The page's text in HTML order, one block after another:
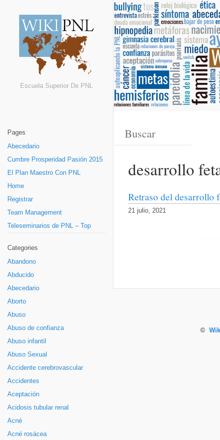
Escuela Superior De PNL
Pages
Abecedario
Cumbre Prosperidad Pasión 2015
El Plan Maestro Con PNL
Home
Registrar
Team Management
Teleseminarios de PNL – Top
Categories
Abandono
Abducido
Abecedario
Aborto
Abuso
Abuso de confianza
Abuso infantil
Abuso Sexual
Accidente cerebrovascular
Accidentes
Aceptación
Acidosis tubular renal
Acné
Acné rosácea
desarrollo
Retraso del desarrollo
21 julio, 2021
©